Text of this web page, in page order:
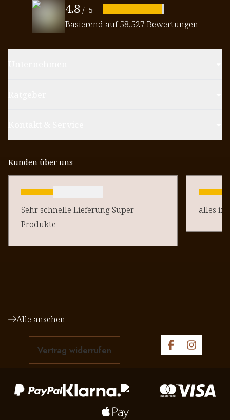
4.8 / 5
Basierend auf58,527 Bewertungen
Kunden über uns
Sehr schnelle Lieferung Super
Produkte
alles in
Alle ansehen
Vertrag widerrufen